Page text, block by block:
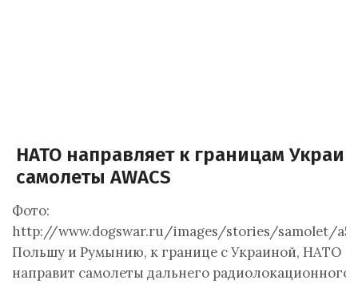
НАТО направляет к границам
самолеты AWACS
Фото:
http://www.dogswar.ru/images/stories/samolet/
Польшу и Румынию, к границе с Украиной, НАТО
направит самолеты дальнего радиолокационного